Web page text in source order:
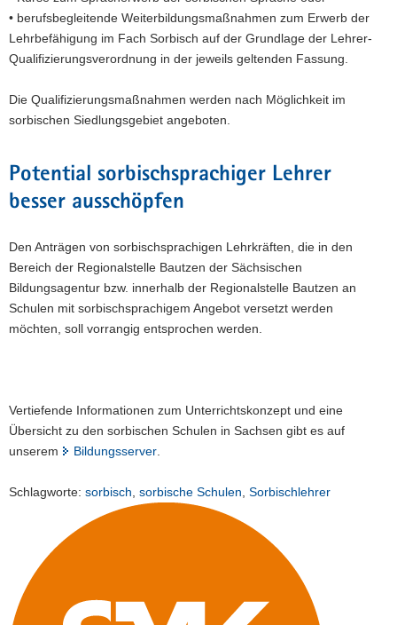
• berufsbegleitende Weiterbildungsmaßnahmen zum Erwerb der
Lehrbefähigung im Fach Sorbisch auf der Grundlage der Lehrer-
Qualifizierungsverordnung in der jeweils geltenden Fassung.
Die Qualifizierungsmaßnahmen werden nach Möglichkeit im
sorbischen Siedlungsgebiet angeboten.
Potential sorbischsprachiger Lehrer
besser ausschöpfen
Den Anträgen von sorbischsprachigen Lehrkräften, die in den
Bereich der Regionalstelle Bautzen der Sächsischen
Bildungsagentur bzw. innerhalb der Regionalstelle Bautzen an
Schulen mit sorbischsprachigem Angebot versetzt werden
möchten, soll vorrangig entsprochen werden.
Vertiefende Informationen zum Unterrichtskonzept und eine
Übersicht zu den sorbischen Schulen in Sachsen gibt es auf
unserem
Bildungsserver
Schlagworte: sorbisch sorbische Schulen Sorbischlehrer